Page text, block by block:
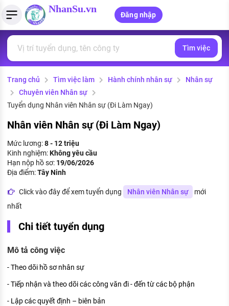
NhanSu.vn
Đăng nhập
Tìm việc làm
Việc làm ngành luật
Việc làm lương cao
Việc làm tốt nhất
CÔNG TY
Danh sách nhà tuyển dụng
Nhà tuyển dụng hàng đầu
Quản lý CV
Tải CV lên
Tạo CV trực tuyến
MẪU CV THEO STYLE
Mẫu CV đơn giản
Tính lương Gross - Net
Tính thuế thu nhập cá nhân
Tính trợ cấp thất nghiệp
PHÁP LUẬT VIỆT NAM
Văn bản pháp luật
Chính sách mới
PHÁP LUẬT LAO ĐỘNG
Lao động và tiền lương
Bảo hiểm và phúc lợi
Thuế thu nhập
Hồ sơ biểu mẫu
Tử vi nghề nghiệp
Tìm việc
Trang chủ Tìm việc làm Hành chính nhân sự
Nhân sự
Chuyên viên Nhân sự
Tuyển dụng Nhân viên Nhân sự (Đi Làm Ngay)
Nhân viên Nhân sự (Đi Làm Ngay)
Mức lương:8 - 12 triệu
Kinh nghiệm:Không yêu cầu
Hạn nộp hồ sơ: 19/06/2026
Địa điểm:Tây Ninh
Click vào đây để xem tuyển dụng Nhân viên Nhân sự
mới
nhất
Chi tiết tuyển dụng
Mô tả công việc
- Theo dõi hồ sơ nhân sự
- Tiếp nhận và theo dõi các công văn đi - đến từ các bộ phận
- Lập các quyết định – biên bản